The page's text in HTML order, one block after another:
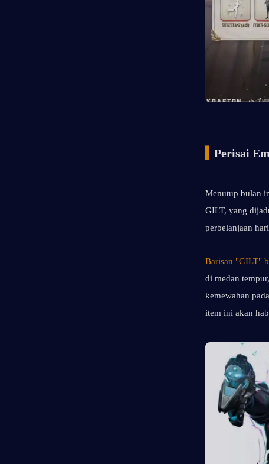
Perisai
Menutup bulan
GILT, yang
perbelanjaan
Barisan "GILT"
di medan
kemewahan
item ini akan